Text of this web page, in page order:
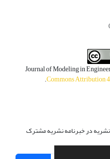
Journal of Modeling in
Commons Attribution
.
نشریه در خبرنامه نشریه مشترک